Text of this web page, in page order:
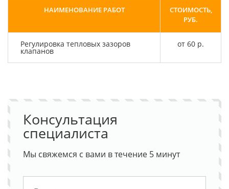
НАИМЕНОВАНИЕ РАБОТ
СТОИМОСТЬ,
РУБ.
Регулировка тепловых зазоров
клапанов
от 60 р.
Консультация
специалиста
Мы свяжемся с вами в течение 5 минут